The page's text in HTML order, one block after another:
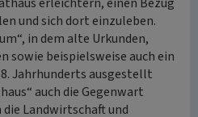
und sich dort einzuleben.
in dem alte Urkunden,
sowie beispielsweise auch ein
Jahrhunderts ausgestellt
auch die Gegenwart
Landwirtschaft und